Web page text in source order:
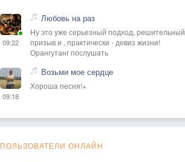
09:22
Любовь на раз
Ну это уже серьезный подход, решительный
призыв и , практически - девиз жизни!
Орангутанг послушать
09:18
Возьми мое сердце
Хороша песня!+
ПОЛЬЗОВАТЕЛИ ОНЛАЙН